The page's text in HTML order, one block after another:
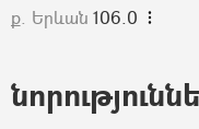
ք. Երևան 106.0